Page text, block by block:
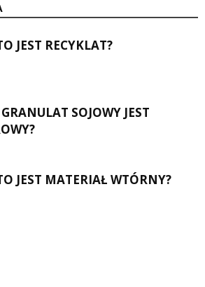
JEST RECYKLAT?
SOJOWY JEST
JEST MATERIAŁ WTÓRNY?